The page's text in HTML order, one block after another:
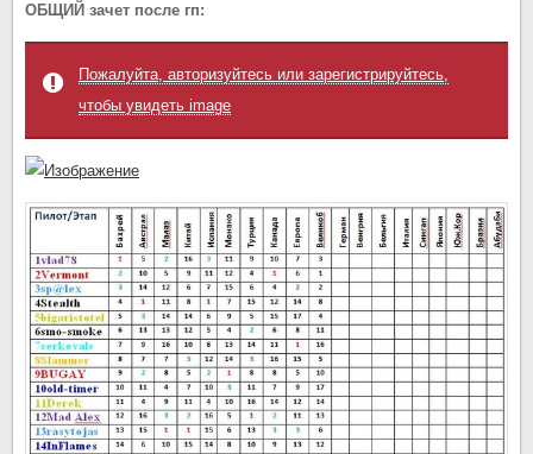
ОБЩИЙ зачет после гп:
Пожалуйта, авторизуйтесь или зарегистрируйтесь,
чтобы увидеть image